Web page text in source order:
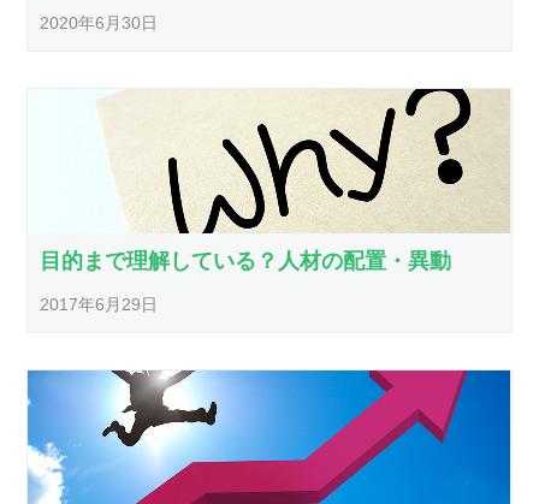
2020年6月30日
目的まで理解している？人材の配置・異動
2017年6月29日